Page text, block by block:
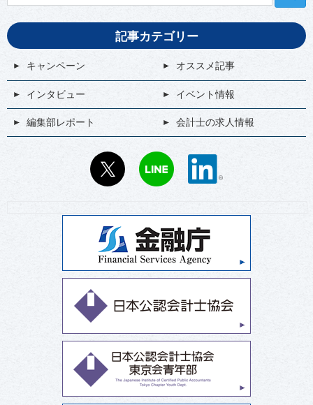
記事カテゴリー
キャンペーン オススメ記事
インタビュー イベント情報
編集部レポート 会計士の求人情報
LINE